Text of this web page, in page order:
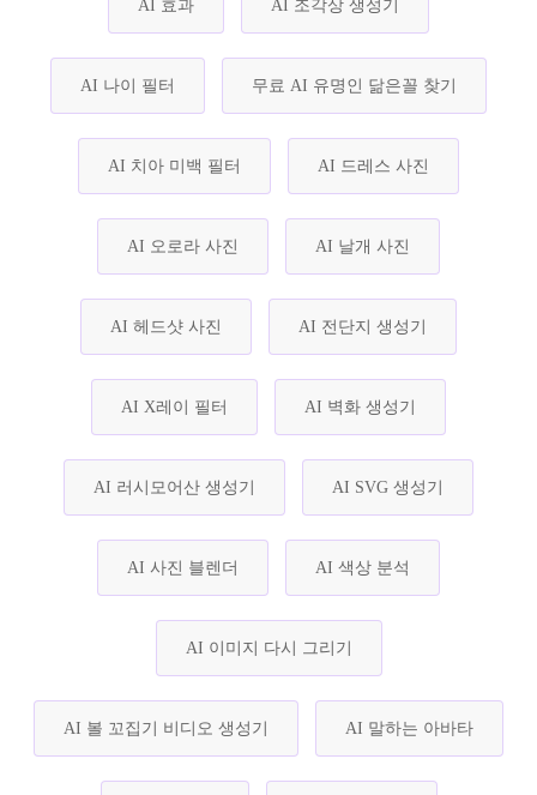
AI 효과 AI 조각상 생성기
AI 나이 필터 무료 AI 유명인 닮은꼴 찾기
AI 치아 미백 필터 AI 드레스 사진
AI 오로라 사진 AI 날개 사진
AI 헤드샷 사진 AI 전단지 생성기
AI X레이 필터 AI 벽화 생성기
AI 러시모어산 생성기 AI SVG 생성기
AI 사진 블렌더 AI 색상 분석
AI 이미지 다시 그리기
AI 볼 꼬집기 비디오 생성기 AI 말하는 아바타